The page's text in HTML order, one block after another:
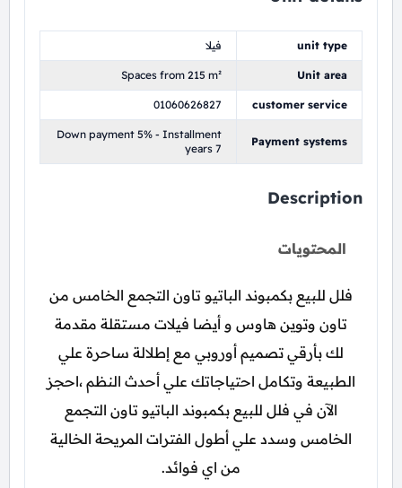
unit type فيلا
Unit area
Spaces from 215 m²
customer service
01060626827
Payment systems
Down payment 5% - Installment
years 7
Description
المحتويات
فلل للبيع بكمبوند الباتيو تاون التجمع الخامس من
تاون وتوين هاوس و أيضا فيلات مستقلة مقدمة
لك بأرقي تصميم أوروبي مع إطلالة ساحرة علي
الطبيعة وتكامل احتياجاتك علي أحدث النظم ،احجز
الآن في فلل للبيع بكمبوند الباتيو تاون التجمع
الخامس وسدد علي أطول الفترات المريحة الخالية
من اي فوائد.